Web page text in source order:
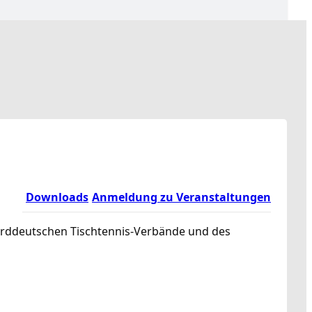
Downloads Anmeldung zu Veranstaltungen
Tischtennis-Verbände und des